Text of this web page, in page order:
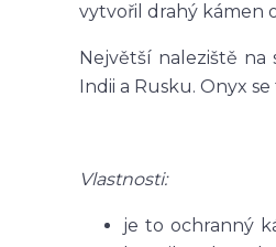
vytvořil drahý kámen
Největší naleziště na
Indii a Rusku. Onyx
Vlastnosti:
je to ochranný